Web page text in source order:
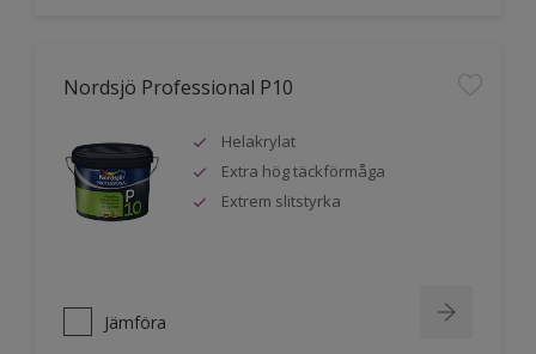
Nordsjö Professional P10
Helakrylat
Extra hög täckförmåga
Extrem slitstyrka
Jämföra